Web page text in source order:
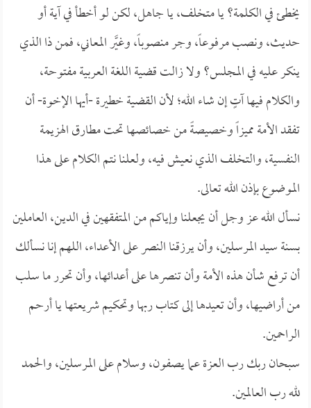
يخطئ في الكلمة؟ يا متخلف، يا جاهل، لكن لو أخطأ في آية أو
حديث، ونصب مرفوعاً، وجر منصوباً، وغيَّر المعاني، فمن ذا الذي
ينكر عليه في المجلس؟ ولا زالت قضية اللغة العربية مفتوحة،
والكلام فيها آتٍ إن شاء الله؛ لأن القضية خطيرة -أيها الإخوة- أن
تفقد الأمة مميزاً وخصيصةً من خصائصها تحت مطارق الهزيمة
النفسية، والتخلف الذي نعيش فيه، ولعلنا نتم الكلام على هذا
الموضوع بإذن الله تعالى.
نسأل الله عز وجل أن يجعلنا وإياكم من المتفقهين في الدين، العاملين
بسنة سيد المرسلين، وأن يرزقنا النصر على الأعداء، اللهم إنا نسألك
أن ترفع شأن هذه الأمة وأن تنصرها على أعدائها، وأن تحرر ما سلب
من أراضيها، وأن تعيدها إلى كتاب ربها وتحكيم شريعتها يا أرحم
الراحمين.
سبحان ربك رب العزة عما يصفون، وسلام على المرسلين، والحمد
لله رب العالمين.